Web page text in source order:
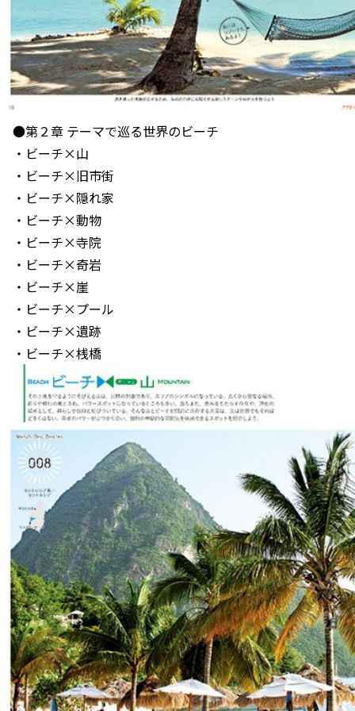
●第２章 テーマで巡る世界のビーチ
・ビーチ×山
・ビーチ×旧市街
・ビーチ×隠れ家
・ビーチ×動物
・ビーチ×寺院
・ビーチ×奇岩
・ビーチ×崖
・ビーチ×プール
・ビーチ×遺跡
・ビーチ×桟橋